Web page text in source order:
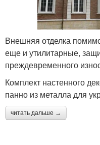
Внешняя отделка
еще и утилитарные,
преждевременного
Комплект настенного
панно из металла для
читать дальше →